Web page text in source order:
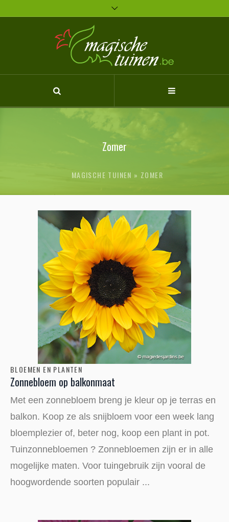
MAGISCHE TUINEN ZOMER
BLOEMEN EN PLANTEN
Zonnebloem op balkonmaat
Met een zonnebloem breng je kleur op je terras en
balkon. Koop ze als snijbloem voor een week lang
bloemplezier of, beter nog, koop een plant in pot.
Tuinzonnebloemen ? Zonnebloemen zijn er in alle
mogelijke maten. Voor tuingebruik zijn vooral de
hoogwordende soorten populair ...